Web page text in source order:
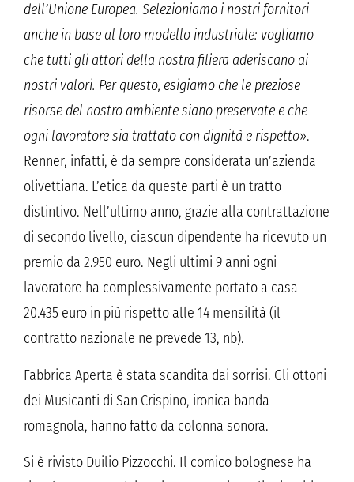
dell’Unione Europea. Selezioniamo i nostri fornitori
anche in base al loro modello industriale: vogliamo
che tutti gli attori della nostra filiera aderiscano ai
nostri valori. Per questo, esigiamo che le preziose
risorse del nostro ambiente siano preservate e che
ogni lavoratore sia trattato con dignità e rispetto».
Renner, infatti, è da sempre considerata un’azienda
olivettiana. L’etica da queste parti è un tratto
distintivo. Nell’ultimo anno, grazie alla contrattazione
di secondo livello, ciascun dipendente ha ricevuto un
premio da 2.950 euro. Negli ultimi 9 anni ogni
lavoratore ha complessivamente portato a casa
20.435 euro in più rispetto alle 14 mensilità (il
contratto nazionale ne prevede 13, nb).
Fabbrica Aperta è stata scandita dai sorrisi. Gli ottoni
dei Musicanti di San Crispino, ironica banda
romagnola, hanno fatto da colonna sonora.
Si è rivisto Duilio Pizzocchi. Il comico bolognese ha